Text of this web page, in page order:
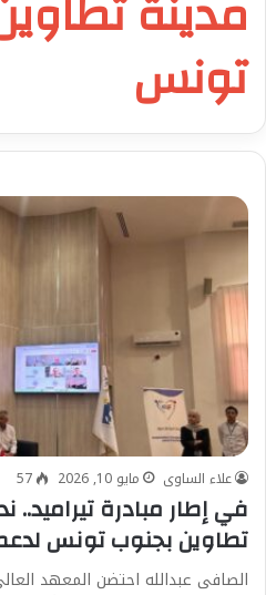
تونس
علاء الساوى مايو 10, 2026 57
في إطار مبادرة
تطاوين بجنوب تونس
الصافى عبدالله احتضن المعهد